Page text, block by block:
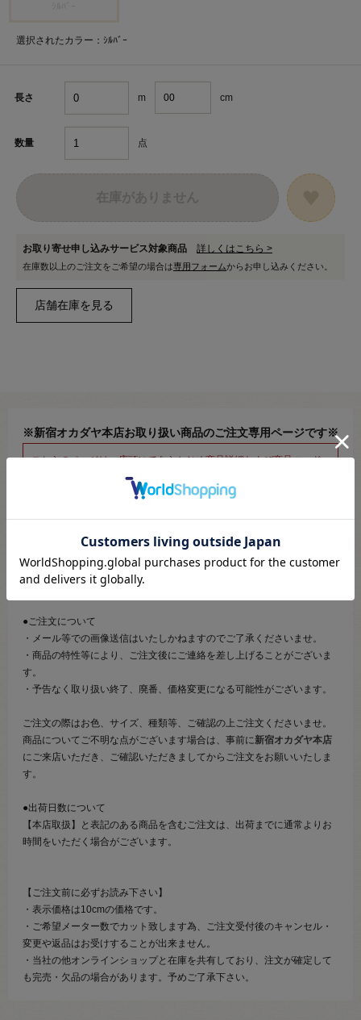
選択されたカラー：ｼﾙﾊﾞｰ
長さ m cm
数量 点
お取り寄せ申し込みサービス対象商品 詳しくはこちら >
在庫数以上のご注文をご希望の場合は専用フォームからお申し込みください。
※新宿オカダヤ本店お取り扱い商品のご注文専用ページです※
こちらのページは、店頭にてあらかじめ商品詳細および商品コード
をご確認いただいた上でご注文いただけるページです。
そのため、商品画像および詳細は記載しておりません。
併せて下記のご説明事項につきましてもご確認、ご了承の上、ご注
文いただきますようお願いいたします。
●ご注文について
・メール等での画像送信はいたしかねますのでご了承くださいませ。
・商品の特性等により、ご注文後にご連絡を差し上げることがございま
す。
・予告なく取り扱い終了、廃番、価格変更になる可能性がございます。
ご注文の際はお色、サイズ、種類等、ご確認の上ご注文くださいませ。
商品についてご不明な点がございます場合は、事前に新宿オカダヤ本店
にご来店いただき、ご確認いただきましてからご注文をお願いいたしま
す。
●出荷日数について
【本店取扱】と表記のある商品を含むご注文は、出荷までに通常よりお
時間をいただく場合がございます。
【ご注文前に必ずお読み下さい】
・表示価格は10cmの価格です。
・ご希望メーター数でカット致します為、ご注文受付後のキャンセル・
変更や返品はお受けすることが出来ません。
・当社の他オンラインショップと在庫を共有しており、注文が確定して
も完売・欠品の場合があります。予めご了承下さい。